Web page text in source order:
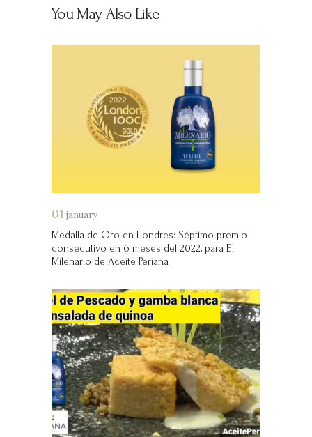
You May Also Like
01 january
Medalla de Oro en Londres: Séptimo premio
consecutivo en 6 meses del 2022, para El
Milenario de Aceite Periana